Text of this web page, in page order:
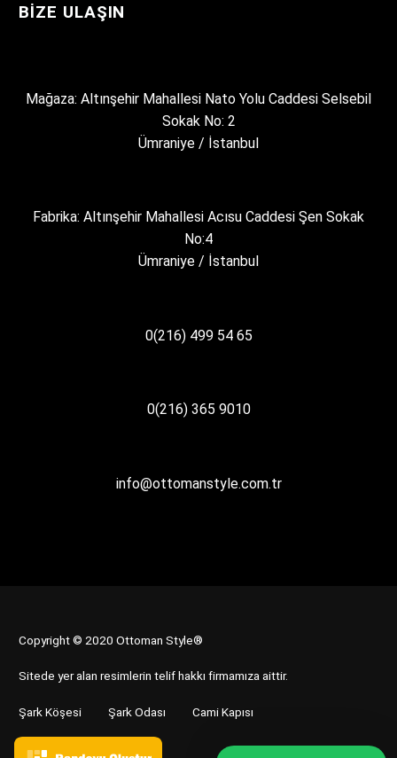
BIZE ULAŞIN
Mağaza: Altınşehir Mahallesi Nato Yolu Caddesi Selsebil
Sokak No: 2
Ümraniye / İstanbul
Fabrika: Altınşehir Mahallesi Acısu Caddesi Şen Sokak
No:4
Ümraniye / İstanbul
0(216) 499 54 65
0(216) 365 9010
info@ottomanstyle.com.tr
Copyright © 2020 Ottoman Style®
Sitede yer alan resimlerin telif hakkı firmamıza aittir.
Şark Köşesi Şark Odası Cami Kapısı